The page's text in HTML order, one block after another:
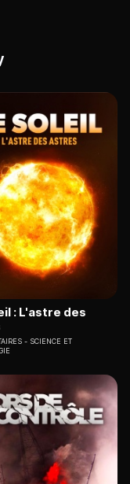
: L'astre des
SCIENCE ET